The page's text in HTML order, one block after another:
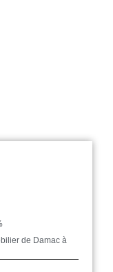
de Damac à